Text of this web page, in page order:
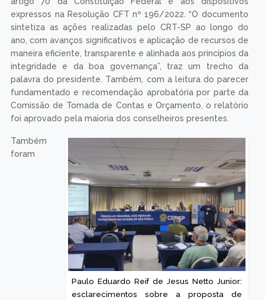
expressos na Resolução CFT nº 196/2022. “O documento
sintetiza as ações realizadas pelo CRT-SP ao longo do
ano, com avanços significativos e aplicação de recursos de
maneira eficiente, transparente e alinhada aos princípios da
integridade e da boa governança”, traz um trecho da
palavra do presidente. Também, com a leitura do parecer
fundamentado e recomendação aprobatória por parte da
Comissão de Tomada de Contas e Orçamento, o relatório
foi aprovado pela maioria dos conselheiros presentes.
Paulo Eduardo Reif de Jesus Netto Junior:
esclarecimentos sobre a proposta de
Também
foram